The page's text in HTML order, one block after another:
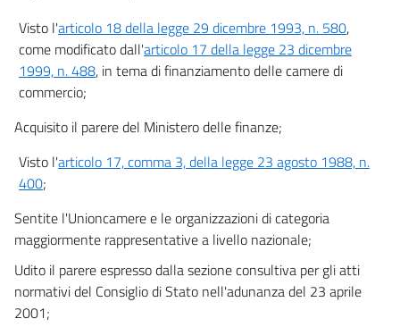
Visto l'articolo 18 della legge 29 dicembre 1993, n. 580,
come modificato dall'articolo 17 della legge 23 dicembre
1999, n. 488, in tema di finanziamento delle camere di
commercio;
Acquisito il parere del Ministero delle finanze;
Visto l'articolo 17, comma 3, della legge 23 agosto 1988, n.
400;
Sentite l'Unioncamere e le organizzazioni di categoria
maggiormente rappresentative a livello nazionale;
Udito il parere espresso dalla sezione consultiva per gli atti
normativi del Consiglio di Stato nell'adunanza del 23 aprile
2001;